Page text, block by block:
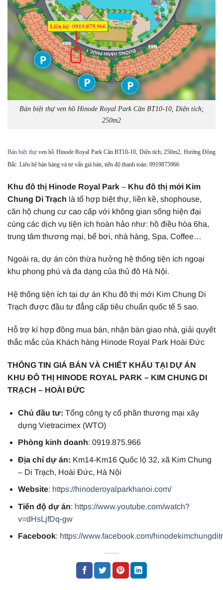
Bán biệt thự ven hồ Hinode Royal Park Căn BT10-10, Diện tích;
250m2
Bán biệt thựven hồ Hinode Royal Park Căn BT10-10, Diện tích; 250m2, Hướng Đông
Bắc. Liên hệ bán hàng và tư vấn giá bán, tiến độ thanh toán: 0919875966
Khu đô thị Hinode Royal Park – Khu đô thị mới Kim
Chung Di Trạch là tổ hợp biệt thự, liền kề, shophouse,
căn hộ chung cư cao cấp với không gian sống hiện đại
cùng các dịch vụ tiện ích hoàn hảo như: hồ điều hòa 6ha,
trung tâm thương mại, bể bơi, nhà hàng, Spa, Coffee…
Ngoài ra, dự án còn thừa hưởng hệ thống tiện ích ngoại
khu phong phú và đa dạng của thủ đô Hà Nội.
Hệ thống tiện ích tại dự án Khu đô thị mới Kim Chung Di
Trạch được đầu tư đẳng cấp tiêu chuẩn quốc tế 5 sao.
Hỗ trợ kí hợp đồng mua bán, nhận bàn giao nhà, giải quyết
thắc mắc của Khách hàng Hinode Royal Park Hoài Đức
THÔNG TIN GIÁ BÁN VÀ CHIẾT KHẤU TẠI DỰ ÁN
KHU ĐÔ THỊ HINODE ROYAL PARK – KIM CHUNG DI
TRẠCH – HOÀI ĐỨC
Chủ đầu tư: Tổng công ty cổ phần thương mại xây
dựng Vietracimex (WTO)
Phòng kinh doanh: 0919.875.966
Địa chỉ dự án: Km14-Km16 Quốc lộ 32, xã Kim Chung
– Di Trạch, Hoài Đức, Hà Nội
Website: https://hinoderoyalparkhanoi.com/
Tiến độ dự án: https://www.youtube.com/watch?
v=dHsLjfDq-gw
Facebook: https://www.facebook.com/